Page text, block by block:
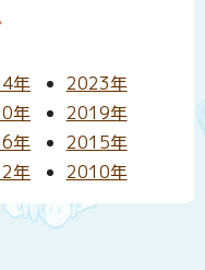
年
2023年
年
2019年
年
2015年
年 2010年